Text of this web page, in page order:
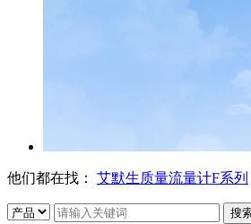
他们都在找： 艾默生质量流量计F系列